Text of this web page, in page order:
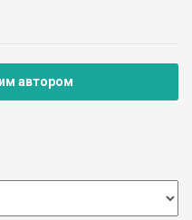
автором